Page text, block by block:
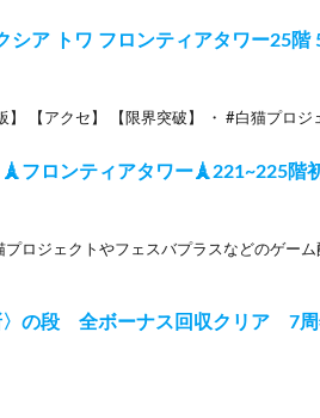
シア トワ フロンティアタワー25階
】 【アクセ】 【限界突破】 ・ #白猫プロジ
🗼フロンティアタワー🗼221~225階
ロジェクトやフェスバプラスなどのゲー
〉の段 全ボーナス回収クリア 7